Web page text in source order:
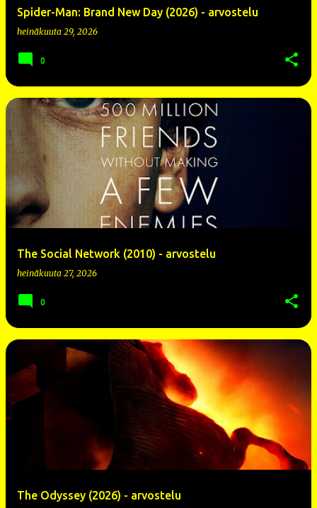
Spider-Man: Brand New Day (2026) - arvostelu
heinäkuuta 29, 2026
0
The Social Network (2010) - arvostelu
heinäkuuta 27, 2026
0
The Odyssey (2026) - arvostelu